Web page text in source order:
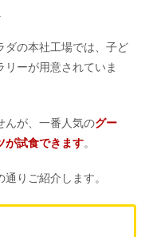
ダの本社工場では、子ど
リーが用意されていま
んが、一番人気のグー
が試食できます。
りご紹介します。